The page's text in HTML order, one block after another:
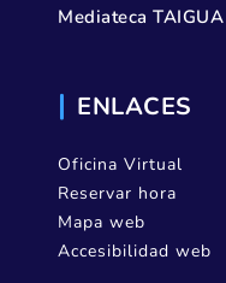
Mediateca TAIGUA
ENLACES
Oficina Virtual
Reservar hora
Mapa web
Accesibilidad web